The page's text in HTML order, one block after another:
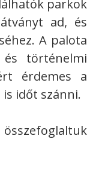
parkok
ad, és
A palota
és történelmi
érdemes a
időt szánni.